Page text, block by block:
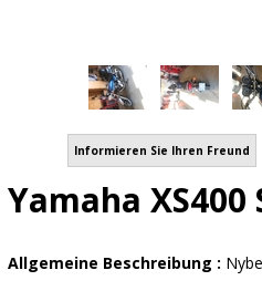
Informieren Sie Ihren Freund
Yamaha XS400
Allgemeine Beschreibung :